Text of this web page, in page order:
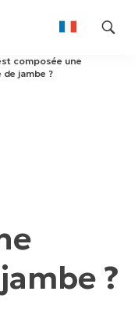
composée une
jambe ?
?